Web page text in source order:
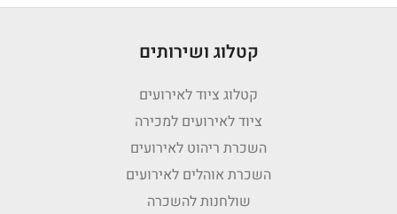
קטלוג ושירותים
קטלוג ציוד לאירועים
ציוד לאירועים למכירה
השכרת ריהוט לאירועים
השכרת אוהלים לאירועים
שולחנות להשכרה